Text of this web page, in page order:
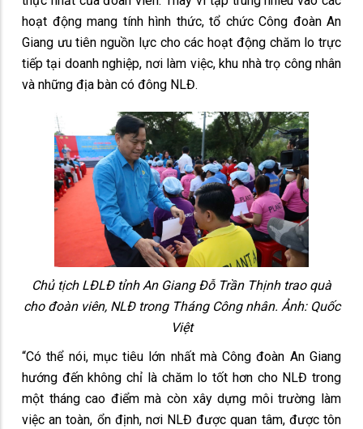
hoạt động mang tính hình thức, tổ chức Công đoàn An
Giang ưu tiên nguồn lực cho các hoạt động chăm lo trực
tiếp tại doanh nghiệp, nơi làm việc, khu nhà trọ công nhân
và những địa bàn có đông NLĐ.
Chủ tịch LĐLĐ tỉnh An Giang Đỗ Trần Thịnh trao quà
cho đoàn viên, NLĐ trong Tháng Công nhân. Ảnh: Quốc
Việt
“Có thể nói, mục tiêu lớn nhất mà Công đoàn An Giang
hướng đến không chỉ là chăm lo tốt hơn cho NLĐ trong
một tháng cao điểm mà còn xây dựng môi trường làm
việc an toàn, ổn định, nơi NLĐ được quan tâm, được tôn